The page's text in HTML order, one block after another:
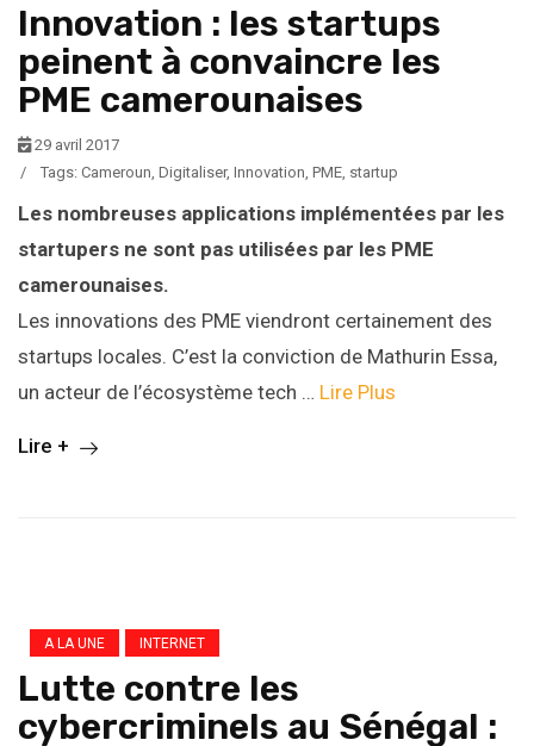
Innovation : les startups
peinent à convaincre les
PME camerounaises
29 avril 2017
/
Tags: Cameroun Digitaliser, Innovation PME startup
Les nombreuses applications implémentées par les
startupers ne sont pas utilisées par les PME
camerounaises.
Les innovations des PME viendront certainement des
startups locales. C’est la conviction de Mathurin Essa,
un acteur de l’écosystème tech … Lire Plus
Lire +
A LA UNE INTERNET
Lutte contre les
cybercriminels au Sénégal :